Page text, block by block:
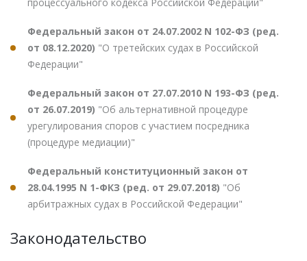
процессуального кодекса Российской Федерации"
Федеральный закон от 24.07.2002 N 102-ФЗ (ред.
от 08.12.2020) "О третейских судах в Российской
Федерации"
Федеральный закон от 27.07.2010 N 193-ФЗ (ред.
от 26.07.2019) "Об альтернативной процедуре
урегулирования споров с участием посредника
(процедуре медиации)"
Федеральный конституционный закон от
28.04.1995 N 1-ФКЗ (ред. от 29.07.2018) "Об
арбитражных судах в Российской Федерации"
Законодательство